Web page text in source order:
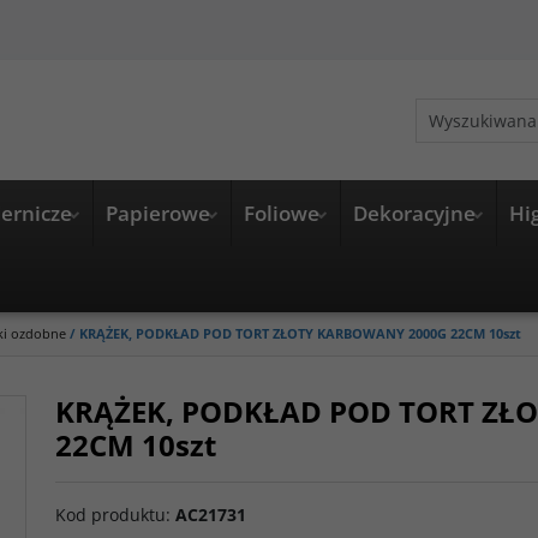
Papierowe Foliowe Dekoracyjne
ozdobne / KRĄŻEK, PODKŁAD POD TORT ZŁOTY KARBOWANY 2000G 22CM 10szt
KRĄŻEK, PODKŁAD POD TORT
22CM 10szt
Kod produktu: AC21731